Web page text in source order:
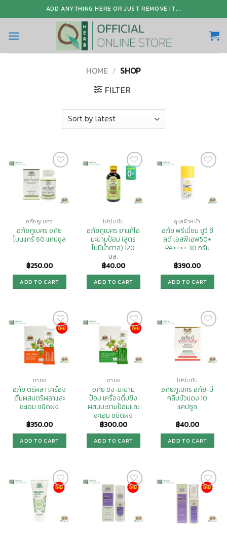
to
content
ADD ANYTHING HERE OR JUST REMOVE IT...
HOME / SHOP
FILTER
Add to
Wishlist
อภัยภูเบศร
อภัยภูเบศร อภัย
โบนแคร์ 60 แคปซูล
฿250.00
ADD TO CART
Add to
Wishlist
โปรโมชั่น
อภัยภูเบศร ยาแก้ไอ
มะขามป้อม (สูตร
ไม่มีน้ำตาล) 120
มล.
฿40.00
ADD TO CART
ดูแลผิวหน้า
อภัย พรีเมี่ยม ยูวี ชี
ลด์ เอสพีเอฟ50+
PA++++ 30 กรัม
฿390.00
ADD TO CART
Add to
Wishlist
ชาชง
อภัย ตรีผลา เครื่อง
ดื่มผสมตรีผลาและ
ชะเอม ชนิดผง
฿350.00
ADD TO CART
Add to
Wishlist
ชาชง
อภัย ขิง-มะขาม
ป้อม เครื่องดื่มขิง
ผสมมะขามป้อมและ
ชะเอม ชนิดผง
฿300.00
ADD TO CART
Wishlist
โปรโมชั่น
อภัยภูเบศร อภัย-บี
กลีบบัวแดง 10
แคปซูล
฿40.00
ADD TO CART
Add to
Wishlist
Add to
Wishlist
Add to
Wishlist